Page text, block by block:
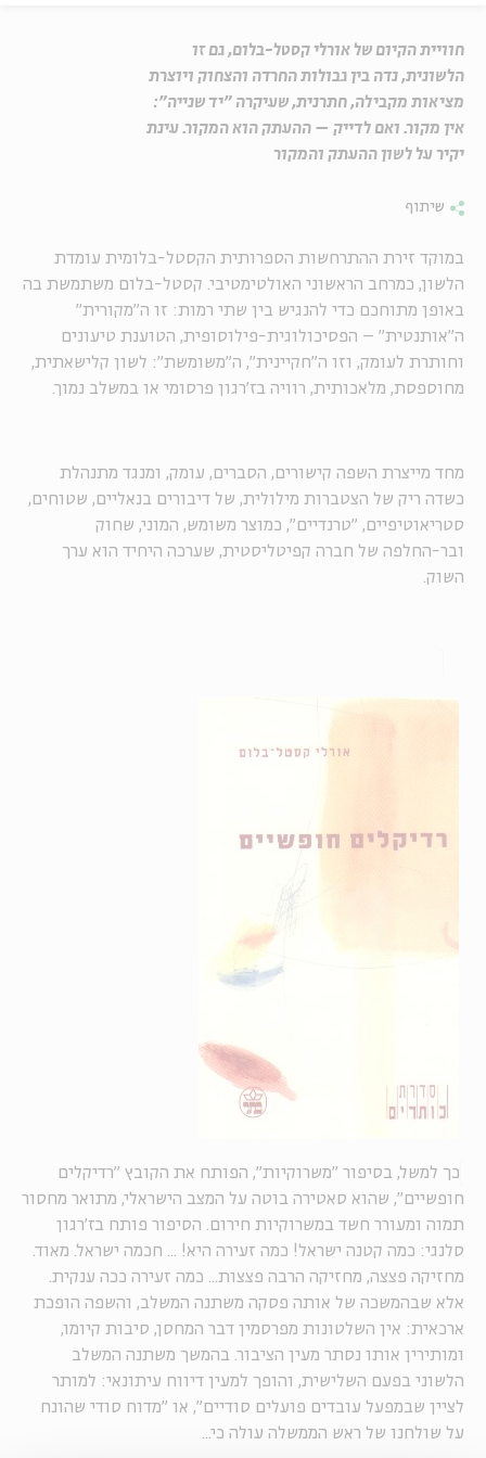
חוויית הקיום של אורלי קסטל-בלום, גם זו
הלשונית, נדה בין גבולות החרדה והצחוק ויוצרת
מציאות מקבילה, חתרנית, שעיקרה "יד שנייה":
אין מקור. ואם לדייק – ההעתק הוא המקור. עינת
יקיר על לשון ההעתק והמקור
שיתוף
במוקד זירת ההתרחשות הספרותית הקסטל-בלומית עומדת
הלשון, כמרחב הראשוני האולטימטיבי. קסטל-בלום משתמשת בה
באופן מתוחכם כדי להנגיש בין שתי רמות: זו ה"מקורית"
ה"אותנטית" – הפסיכולוגית-פילוסופית, הטוענת טיעונים
וחותרת לעומק, וזו ה"חקיינית", ה"משומשת": לשון קלישאתית,
מחוספסת, מלאכותית, רוויה בז'רגון פרסומי או במשלב נמוך.
מחד מייצרת השפה קישורים, הסברים, עומק, ומנגד מתנהלת
כשדה ריק של הצטברות מילולית, של דיבורים בנאליים, שטוחים,
סטריאוטיפיים, "טרנדיים", כמוצר משומש, המוני, שחוק
ובר-החלפה של חברה קפיטליסטית, שערכה היחיד הוא ערך
השוק.
כך למשל, בסיפור "משרוקיות", הפותח את הקובץ "רדיקלים
חופשיים", שהוא סאטירה בוטה על המצב הישראלי, מתואר מחסור
תמוה ומעורר חשד במשרוקיות חירום. הסיפור פותח בז'רגון
סלנגי: כמה קטנה ישראל! כמה זעירה היא! ... חכמה ישראל. מאוד.
מחזיקה פצצה, מחזיקה הרבה פצצות... כמה זעירה ככה ענקית.
אלא שבהמשכה של אותה פסקה משתנה המשלב, והשפה הופכת
ארכאית: אין השלטונות מפרסמין דבר המחסן, סיבות קיומו,
ומותירין אותו נסתר מעין הציבור. בהמשך משתנה המשלב
הלשוני בפעם השלישית, והופך למעין דיווח עיתונאי: למותר
לציין שבמפעל עובדים פועלים סודיים", או "מדוח סודי שהונח
על שולחנו של ראש הממשלה עולה כי...